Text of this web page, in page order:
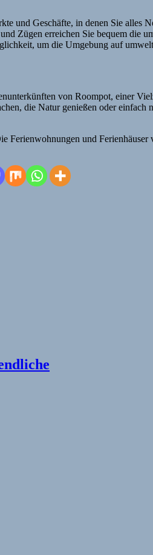
und Geschäfte, in denen Sie alles
Zügen erreichen Sie bequem die
um die Umgebung auf
von Roompot, einer
die Natur genießen oder einfach
und